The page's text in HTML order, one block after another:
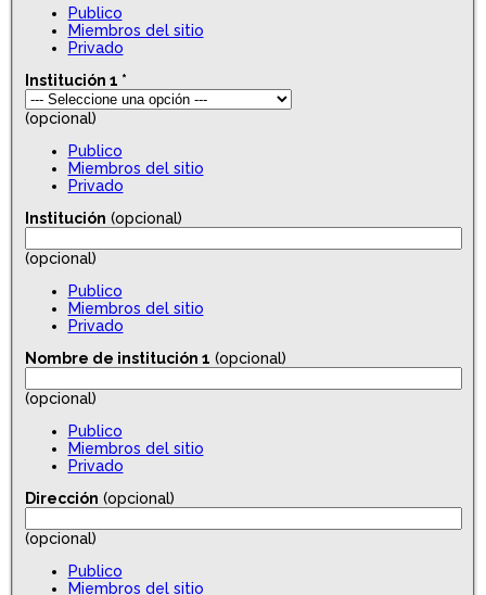
Publico
Miembros del sitio
Privado
Institución 1 *
(opcional)
Publico
Miembros del sitio
Privado
Institución (opcional)
(opcional)
Publico
Miembros del sitio
Privado
Nombre de institución 1 (opcional)
(opcional)
Publico
Miembros del sitio
Privado
Dirección (opcional)
(opcional)
Publico
Miembros del sitio